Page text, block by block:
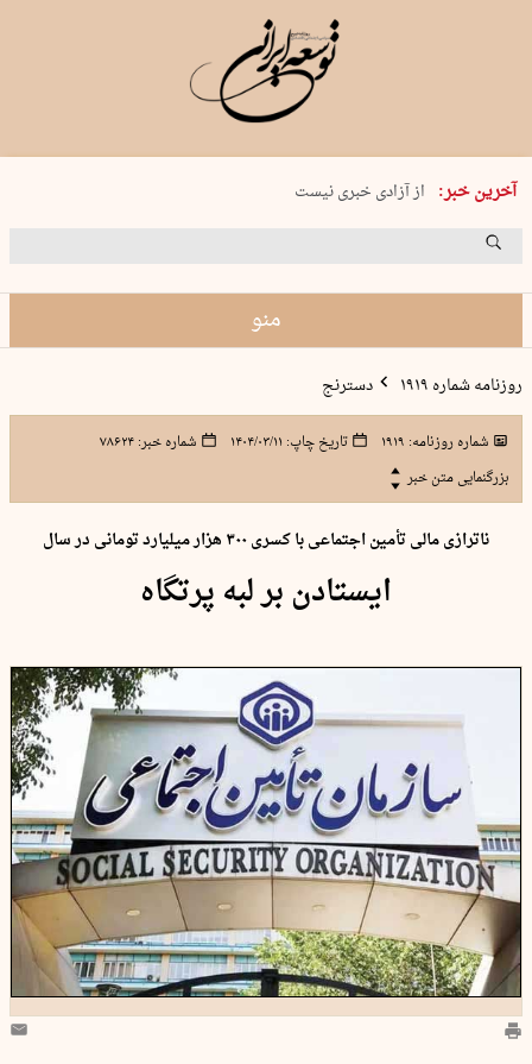
آخرین خبر:
یکشنبه 18 مرداد 1405 شماره 2245
از آزادی خبری نیست
۸۸۸ نفر سال گذشته بر اثر غرق‌شدگی جان …
منو
روزنامه شماره ۱۹۱۹ دسترنج
شماره روزنامه: ۱۹۱۹ تاریخ چاپ: ۱۴۰۴/۰۳/۱۱ شماره خبر:۷۸۶۲۴
بزرگنمایی متن خبر
ناترازی مالی تأمین اجتماعی با کسری ۳۰۰ هزار میلیارد تومانی در سال
ایستادن بر لبه پرتگاه